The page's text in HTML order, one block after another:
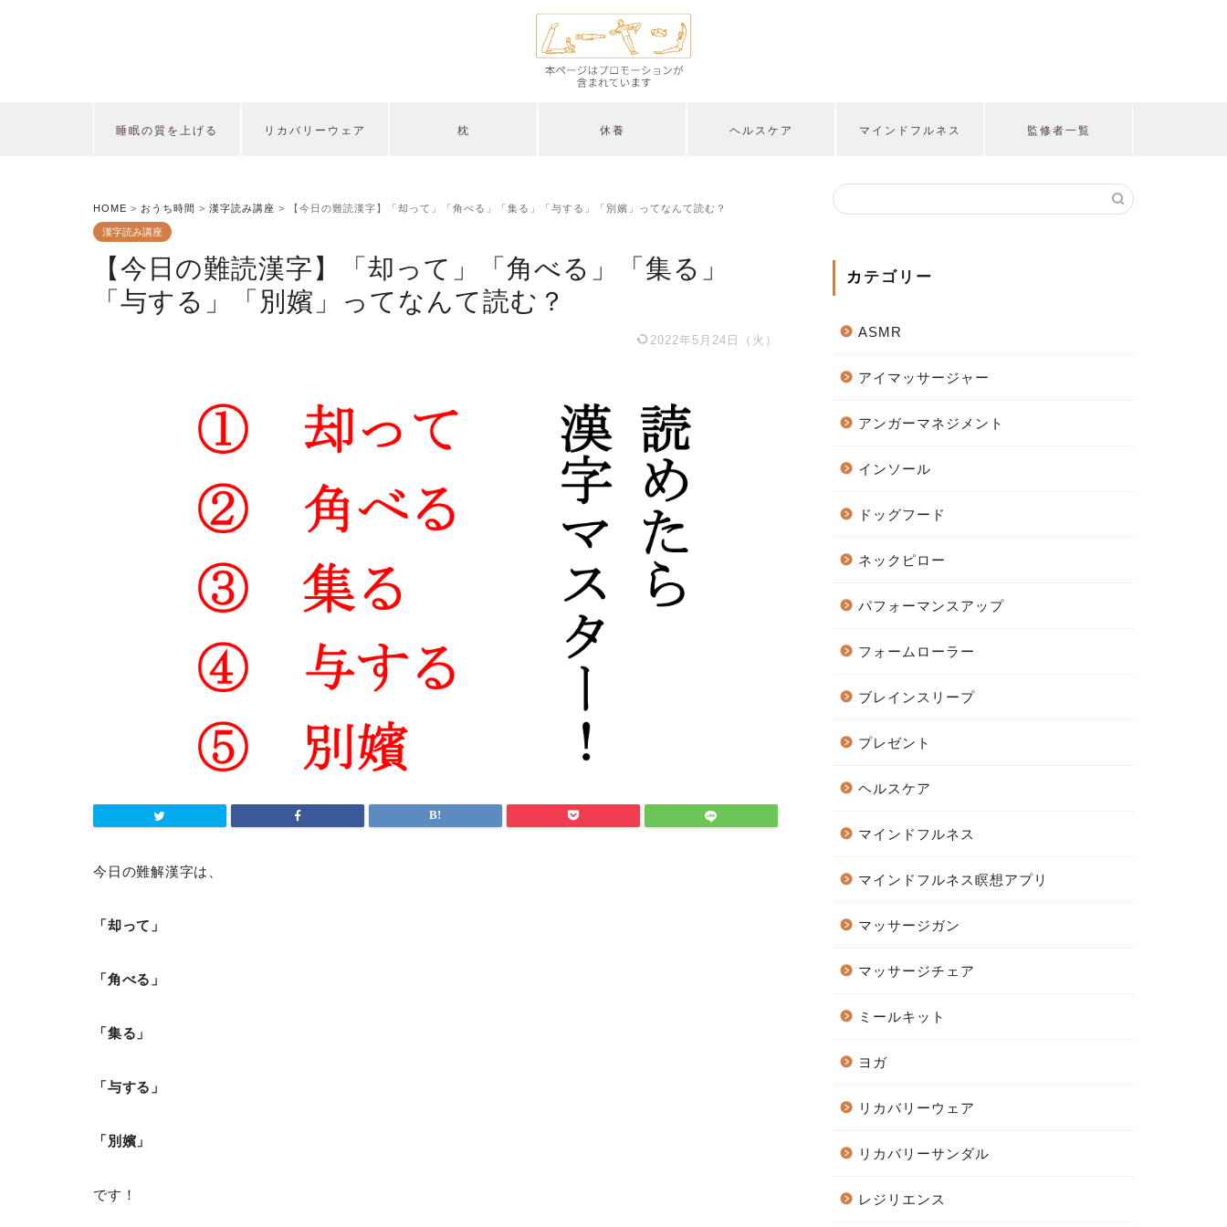
睡眠の質を上げる リカバリーウェア 枕 休養 ヘルスケア マインドフルネス 監修者一覧
HOME > おうち時間 > 漢字読み講座 > 【今日の難読漢字】「却って」「角べる」「集る」「与する」「別嬪」ってなんて読む？
漢字読み講座
【今日の難読漢字】「却って」「角べる」「集る」
「与する」「別嬪」ってなんて読む？
2022年5月24日（火）
今日の難解漢字は、
「却って」
「角べる」
「集る」
「与する」
「別嬪」
です！
カテゴリー
ASMR
アイマッサージャー
アンガーマネジメント
インソール
ドッグフード
ネックピロー
パフォーマンスアップ
フォームローラー
ブレインスリープ
プレゼント
ヘルスケア
マインドフルネス
マインドフルネス瞑想アプリ
マッサージガン
マッサージチェア
ミールキット
ヨガ
リカバリーウェア
リカバリーサンダル
レジリエンス